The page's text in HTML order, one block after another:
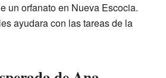
un orfanato en Nueva Escocia.
ayudara con las tareas de la